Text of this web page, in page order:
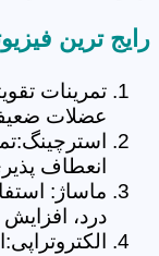
رایج ترین
تمرینات
عضلات
انعطاف
ماساژ:
درد،